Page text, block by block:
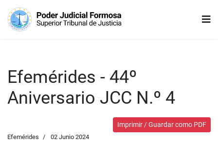
Efemérides - 44º
Aniversario JCC N.º 4
Imprimir / Guardar como PDF
Efemérides 02 Junio 2024